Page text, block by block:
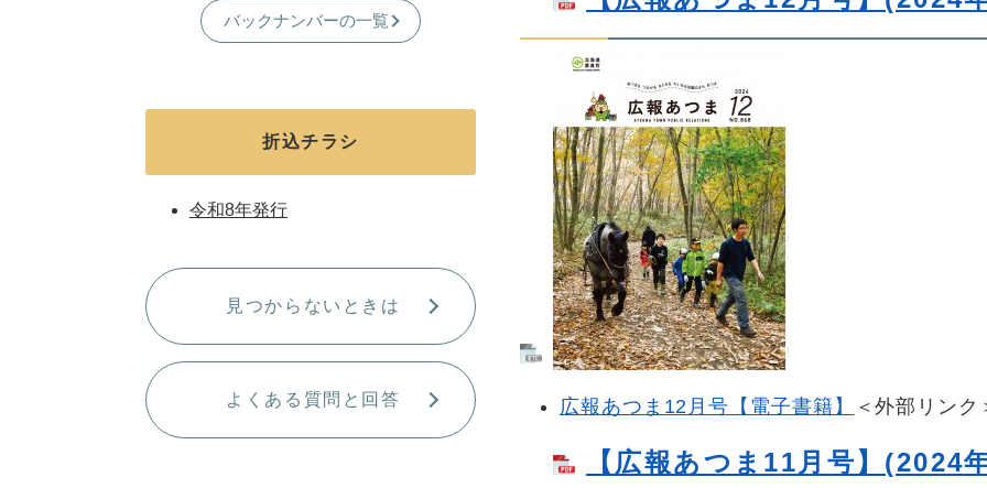
広報あつま12月号【電子書籍】 ＜外部リンク
【広報あつま11月号】(2024
バックナンバーの一覧
折込チラシ
令和8年発行
見つからないときは
よくある質問と回答